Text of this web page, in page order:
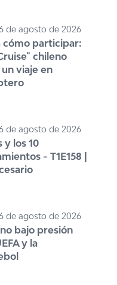
de agosto de 2026
cómo participar:
chileno
viaje en
de agosto de 2026
y los 10
- T1E158 |
de agosto de 2026
bajo presión
y la